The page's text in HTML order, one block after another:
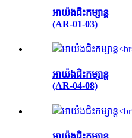
អាយ៉ងជិះកម្សាន្ត
(AR-01-03)
អាយ៉ងជិះកម្សាន្ត
(AR-04-08)